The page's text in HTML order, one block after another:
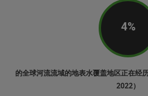
4%
的全球河流流域的地表水覆盖地区正在经
2022）